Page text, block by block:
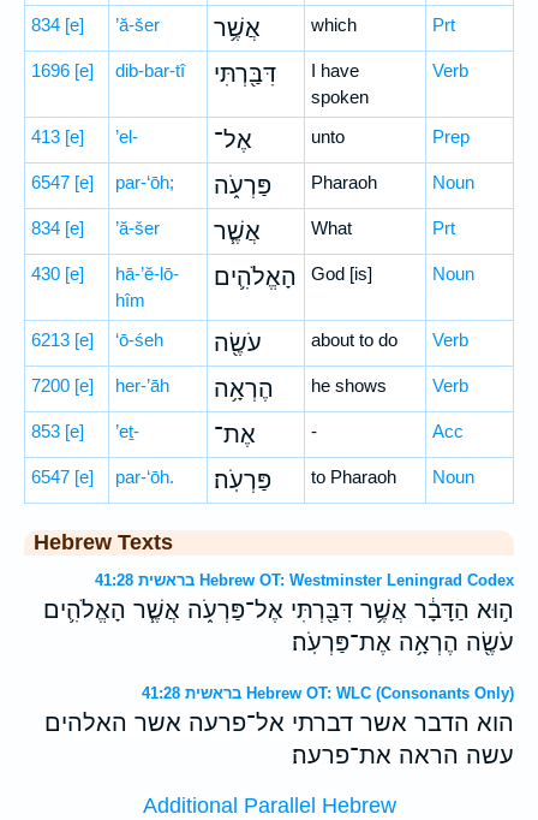
834 [e] ’ă-šer אֲשֶׁ֥ר which Prt
1696 [e] dib-bar-tî דִּבַּ֖רְתִּי
I have
spoken
Verb
413 [e] ’el- אֶל־ unto Prep
6547 [e] par-‘ōh; פַּרְעֹ֑ה Pharaoh Noun
834 [e] ’ă-šer אֲשֶׁ֧ר What Prt
430 [e]
hā-’ĕ-lō-
hîm
הָאֱלֹהִ֛ים God [is] Noun
6213 [e] ‘ō-śeh עֹשֶׂ֖ה about to do Verb
7200 [e] her-’āh הֶרְאָ֥ה he shows Verb
853 [e] ’eṯ- אֶת־ - Acc
6547 [e] par-‘ōh. פַּרְעֹֽה׃ to Pharaoh Noun
Hebrew Texts
בראשית 41:28 Hebrew OT: Westminster Leningrad Codex
ה֣וּא הַדָּבָ֔ר אֲשֶׁ֥ר דִּבַּ֖רְתִּי אֶל־פַּרְעֹ֑ה אֲשֶׁ֧ר הָאֱלֹהִ֛ים
עֹשֶׂ֖ה הֶרְאָ֥ה אֶת־פַּרְעֹֽה׃
בראשית 41:28 Hebrew OT: WLC (Consonants Only)
הוא הדבר אשר דברתי אל־פרעה אשר האלהים
עשה הראה את־פרעה׃
Additional Parallel Hebrew